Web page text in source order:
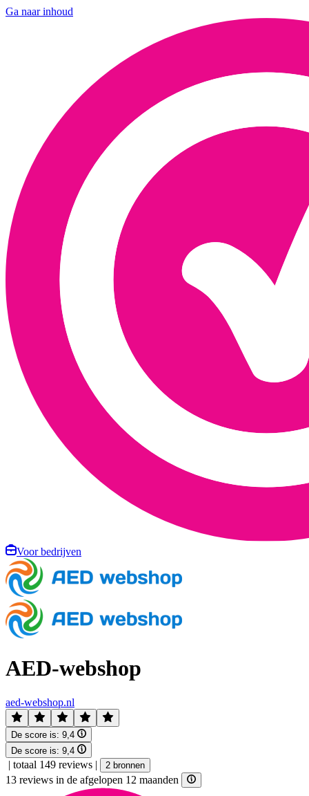
Ga naar inhoud
Voor bedrijven
AED-webshop
aed-webshop.nl
De score is: 9,4
De score is: 9,4
| totaal 149 reviews | 2 bronnen
13 reviews in de afgelopen 12 maanden